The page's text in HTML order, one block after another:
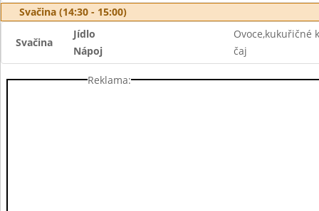
Svačina (14:30 - 15:00)
Svačina
Jídlo
Ovoce,kukuřičné
Nápoj
čaj
Reklama: